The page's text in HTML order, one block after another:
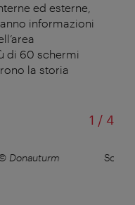
ed esterne,
informazioni
di 60 schermi
la storia
1 /di
4
Donauturm